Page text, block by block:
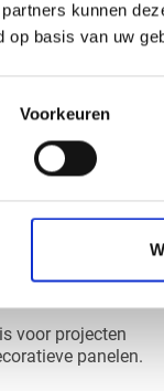
kunnen
basis van uw
Voorkeuren
kan worden. Deze
en het risico op
betekent dat ze
kleur zorgt
waarbij esthetiek
om aan de
unieke
voor projecten
panelen.